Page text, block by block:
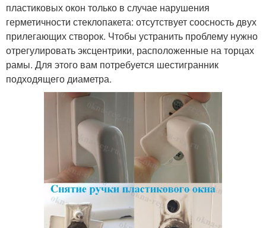
пластиковых окон только в случае нарушения
герметичности стеклопакета: отсутствует соосность двух
прилегающих створок. Чтобы устранить проблему нужно
отрегулировать эксцентрики, расположенные на торцах
рамы. Для этого вам потребуется шестигранник
подходящего диаметра.